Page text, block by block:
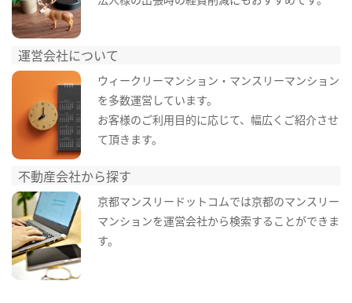
運営会社について
ウィークリーマンション・マンスリーマンション
を多数運営しています。
お客様のご利用目的に応じて、幅広くご紹介させ
て頂きます。
不動産会社から探す
京都マンスリードットコムでは京都のマンスリー
マンションを運営会社から検索することができま
す。